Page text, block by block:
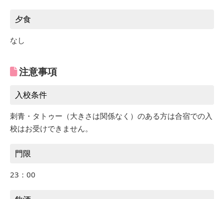
夕食
なし
注意事項
入校条件
刺青・タトゥー（大きさは関係なく）のある方は合宿での入
校はお受けできません。
門限
23：00